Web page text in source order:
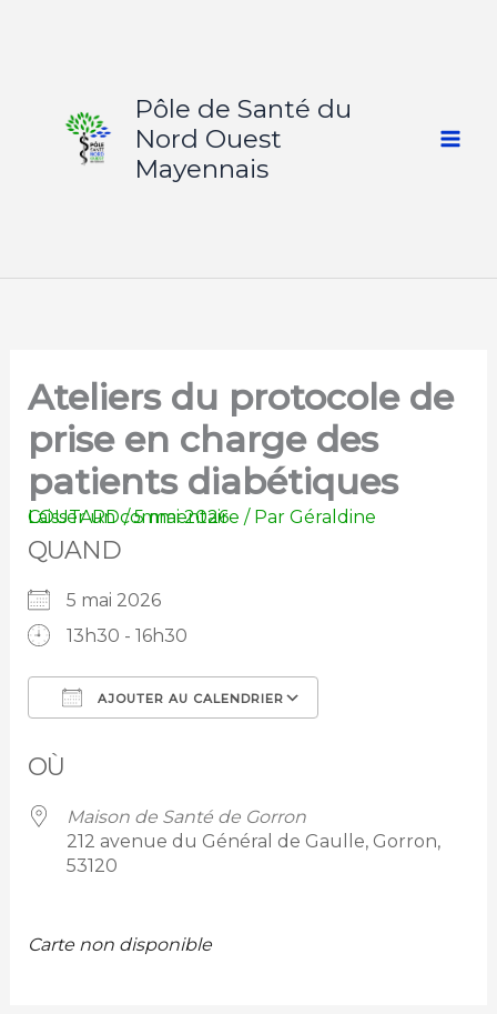
Pôle de Santé du
Nord Ouest
Mayennais
Ateliers du protocole de
prise en charge des
patients diabétiques
Laisser un commentaire / Par
Géraldine COUTARD/5 mai 2026
QUAND
5 mai 2026
13h30 - 16h30
AJOUTER AU CALENDRIER
OÙ
Maison de Santé de Gorron
212 avenue du Général de Gaulle, Gorron,
53120
Carte non disponible